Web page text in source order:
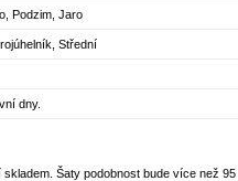
Podzim, Jaro
Střední
dny.
Šaty podobnost bude více než 95